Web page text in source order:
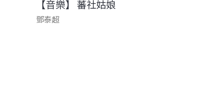
【音樂】 蕃社姑娘
鄧泰超